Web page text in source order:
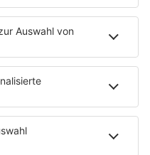
Netzwerk für
auf. Ziel ist es,
Start-ups enger zu
zu machen. …